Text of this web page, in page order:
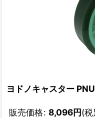
ヨドノキャスター
販売価格: 8,096円(税